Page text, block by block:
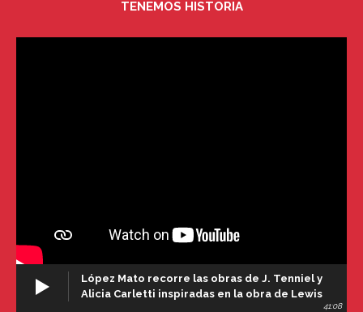
TENEMOS HISTORIA
López Mato recorre las obras de J. Tenniel y
Alicia Carletti inspiradas en la obra de Lewis
41:08